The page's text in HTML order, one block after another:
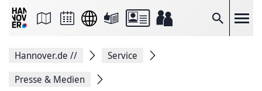
Suche
Seite
Facebook
Hannover.de //
Service
Presse & Medien